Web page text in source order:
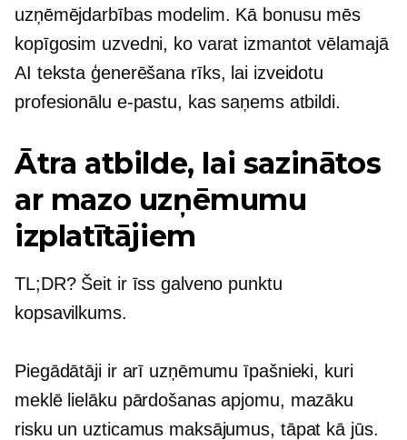
uzņēmējdarbības modelim. Kā bonusu mēs
kopīgosim uzvedni, ko varat izmantot vēlamajā
AI teksta ģenerēšana rīks, lai izveidotu
profesionālu e-pastu, kas saņems atbildi.
Ātra atbilde, lai sazinātos
ar mazo uzņēmumu
izplatītājiem
TL;DR? Šeit ir īss galveno punktu
kopsavilkums.
Piegādātāji ir arī uzņēmumu īpašnieki, kuri
meklē lielāku pārdošanas apjomu, mazāku
risku un uzticamus maksājumus, tāpat kā jūs.